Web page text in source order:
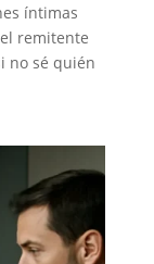
íntimas
remitente
no sé quién